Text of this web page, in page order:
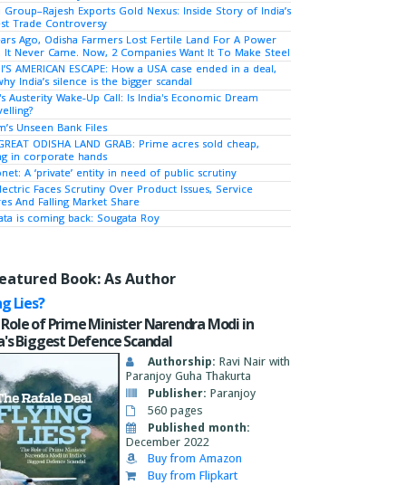
Group–Rajesh Exports Gold Nexus: Inside Story of India’s
Trade Controversy
Ago, Odisha Farmers Lost Fertile Land For A Power
It Never Came. Now, 2 Companies Want It To Make Steel
AMERICAN ESCAPE: How a USA case ended in a deal,
India’s silence is the bigger scandal
Austerity Wake-Up Call: Is India's Economic Dream
Unseen Bank Files
ODISHA LAND GRAB: Prime acres sold cheap,
in corporate hands
A ‘private’ entity in need of public scrutiny
Faces Scrutiny Over Product Issues, Service
And Falling Market Share
is coming back: Sougata Roy
Book: As Author
Lies?
of Prime Minister Narendra Modi in
Biggest Defence Scandal
Authorship: Ravi Nair with
Paranjoy Guha Thakurta
Publisher: Paranjoy
560 pages
Published month:
December 2022
Buy from Amazon
Buy from Flipkart